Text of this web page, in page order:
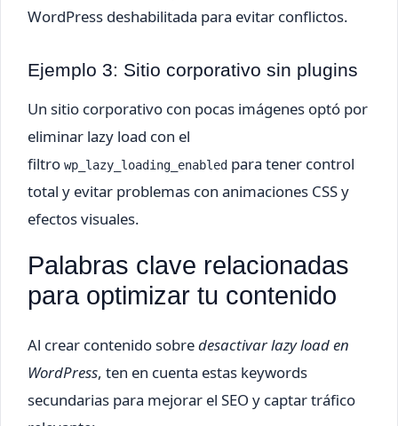
WordPress deshabilitada para evitar conflictos.
Ejemplo 3: Sitio corporativo sin plugins
Un sitio corporativo con pocas imágenes optó por
eliminar lazy load con el
filtro wp_lazy_loading_enabled para tener control
total y evitar problemas con animaciones CSS y
efectos visuales.
Palabras clave relacionadas
para optimizar tu contenido
Al crear contenido sobredesactivar lazy load en
WordPress, ten en cuenta estas keywords
secundarias para mejorar el SEO y captar tráfico